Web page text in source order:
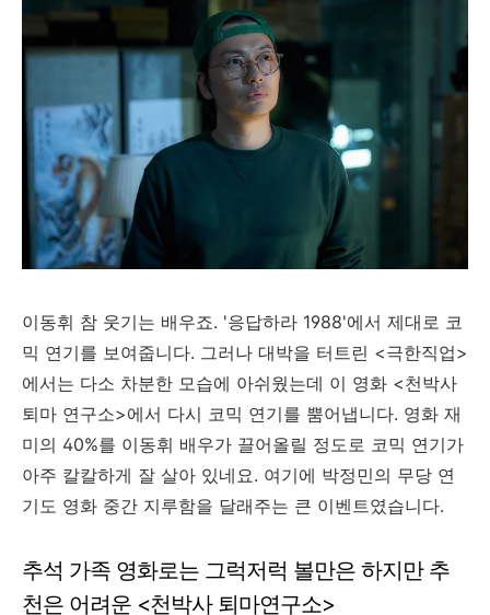
이동휘 참 웃기는 배우죠. '응답하라 1988'에서 제대로 코
믹 연기를 보여줍니다. 그러나 대박을 터트린 <극한직업>
에서는 다소 차분한 모습에 아쉬웠는데 이 영화 <천박사
퇴마 연구소>에서 다시 코믹 연기를 뿜어냅니다. 영화 재
미의 40%를 이동휘 배우가 끌어올릴 정도로 코믹 연기가
아주 칼칼하게 잘 살아 있네요. 여기에 박정민의 무당 연
기도 영화 중간 지루함을 달래주는 큰 이벤트였습니다.
추석 가족 영화로는 그럭저럭 볼만은 하지만 추
천은 어려운 <천박사 퇴마연구소>